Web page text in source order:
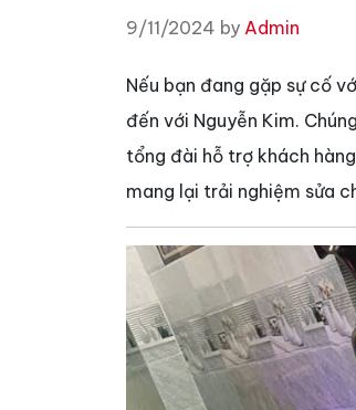
9/11/2024 by Admin
Nếu bạn đang gặp sự cố
đến với Nguyễn Kim.
tổng đài hỗ trợ khách
mang lại trải nghiệm sửa